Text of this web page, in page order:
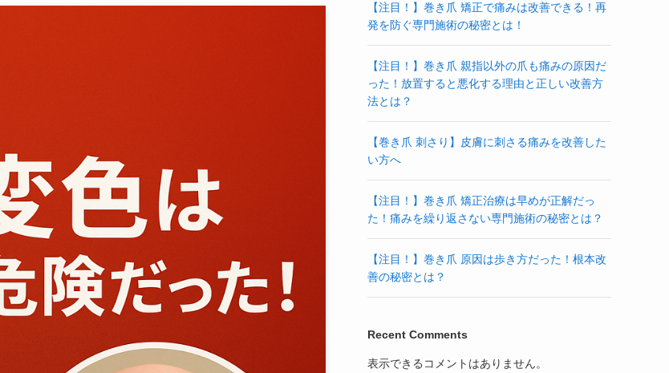
【注目！】巻き爪 矯正で痛みは改善できる！再
発を防ぐ専門施術の秘密とは！
【注目！】巻き爪 親指以外の爪も痛みの原因だ
った！放置すると悪化する理由と正しい改善方
法とは？
【巻き爪 刺さり】皮膚に刺さる痛みを改善した
い方へ
【注目！】巻き爪 矯正治療は早めが正解だっ
た！痛みを繰り返さない専門施術の秘密とは？
【注目！】巻き爪 原因は歩き方だった！根本改
善の秘密とは？
Recent Comments
表示できるコメントはありません。